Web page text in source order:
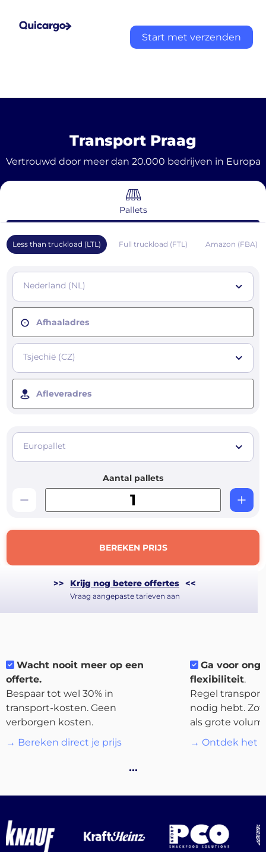
Start met verzenden
platform
Bestemmingen
Transport Praag
Vertrouwd door meer dan 20.000 bedrijven in Europa
Pallets
Less than truckload (LTL) Full truckload (FTL) Amazon (FBA)
Nederland (NL)
Afhaaladres
Tsjechië (CZ)
Afleveradres
Europallet
Aantal pallets
BEREKEN PRIJS
>> Krijg nog betere offertes <<
Vraag aangepaste tarieven aan
Wacht nooit meer op een
offerte.
Bespaar tot wel 30% in
transport-kosten. Geen
verborgen kosten.
→ Bereken direct je prijs
Ga voor
flexibiliteit.
Regel
nodig hebt.
als grote
→ Ontdek het
…